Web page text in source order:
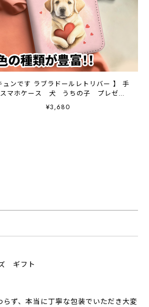
ュンです ラブラドールレトリバー 】 手
マホケース 犬 うちの子 プレゼン
ト ペット Android対応
¥3,680
ギフト
ず、本当に丁寧な包装でいただき大変